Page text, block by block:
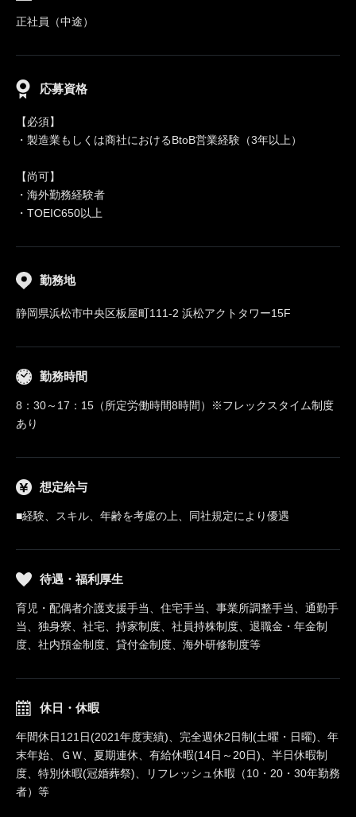
正社員（中途）
応募資格
【必須】
・製造業もしくは商社におけるBtoB営業経験（3年以上）
【尚可】
・海外勤務経験者
・TOEIC650以上
勤務地
静岡県浜松市中央区板屋町111-2 浜松アクトタワー15F
勤務時間
8：30～17：15（所定労働時間8時間）※フレックスタイム制度
あり
想定給与
■経験、スキル、年齢を考慮の上、同社規定により優遇
待遇・福利厚生
育児・配偶者介護支援手当、住宅手当、事業所調整手当、通勤手
当、独身寮、社宅、持家制度、社員持株制度、退職金・年金制
度、社内預金制度、貸付金制度、海外研修制度等
休日・休暇
年間休日121日(2021年度実績)、完全週休2日制(土曜・日曜)、年
末年始、ＧＷ、夏期連休、有給休暇(14日～20日)、半日休暇制
度、特別休暇(冠婚葬祭)、リフレッシュ休暇（10・20・30年勤務
者）等